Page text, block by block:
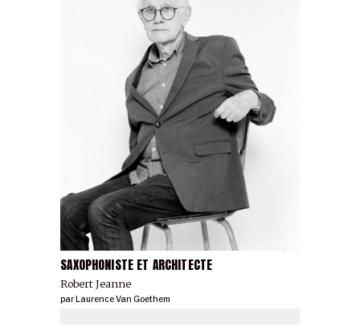
SAXOPHONISTE ET ARCHITECTE
Robert Jeanne
par Laurence Van Goethem